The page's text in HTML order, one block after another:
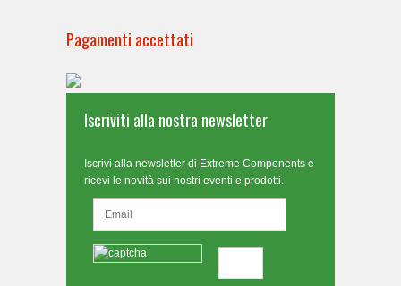
Pagamenti accettati
Iscriviti alla nostra newsletter
Iscrivi alla newsletter di Extreme Components e
ricevi le novità sui nostri eventi e prodotti.